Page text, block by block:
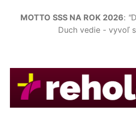
MOTTO SSS NA ROK 2026: "
Duch vedie - vyvoľ